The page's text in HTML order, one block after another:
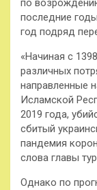
по
последние
год подряд
«Начиная с
различных
направленные
Исламской
2019 года,
сбитый
пандемия
слова главы
Однако по